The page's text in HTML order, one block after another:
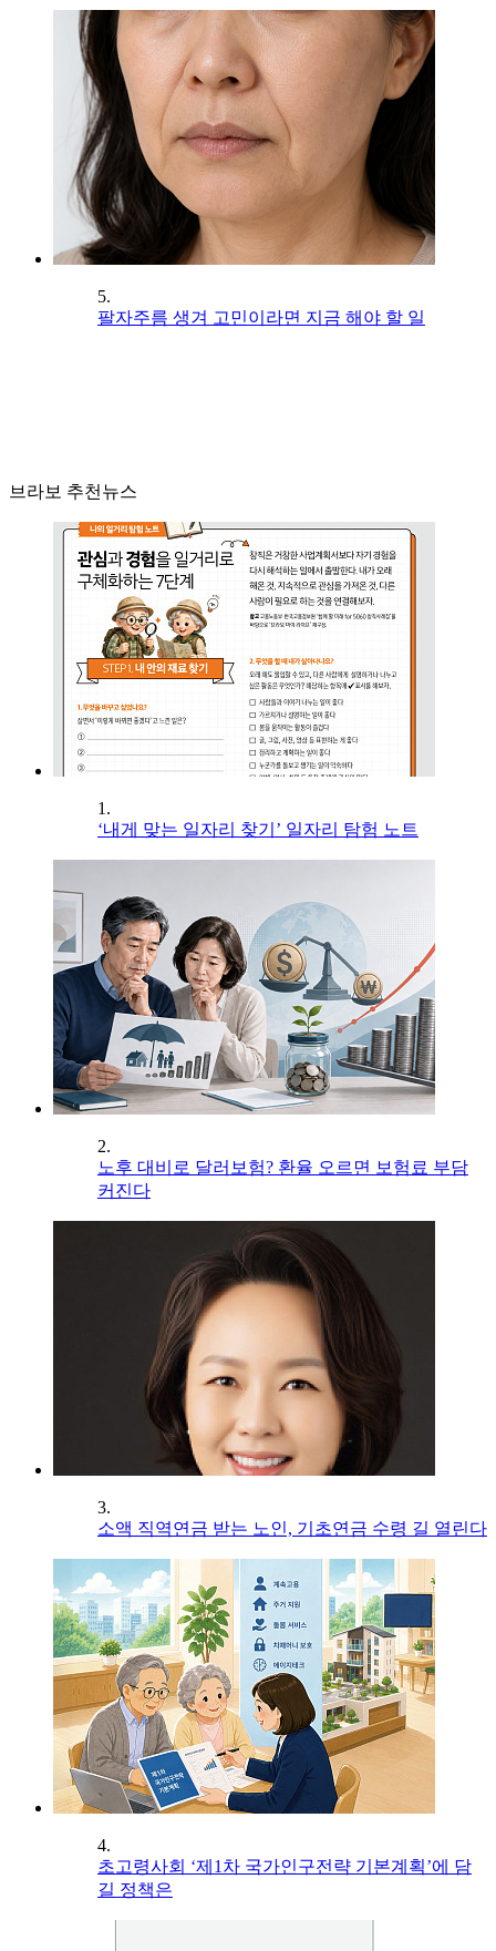
5.
팔자주름 생겨 고민이라면 지금 해야 할 일
브라보 추천뉴스
1.
‘내게 맞는 일자리 찾기’ 일자리 탐험 노트
2.
노후 대비로 달러보험? 환율 오르면 보험료 부담
커진다
3.
소액 직역연금 받는 노인, 기초연금 수령 길 열린다
4.
초고령사회 ‘제1차 국가인구전략 기본계획’에 담
길 정책은